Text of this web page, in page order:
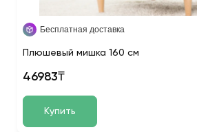
Бесплатная доставка
Плюшевый мишка 160 см
46983₸
Купить